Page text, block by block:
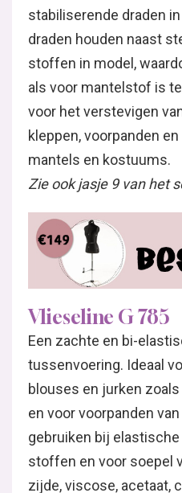
stabiliserende draden
draden houden naast
stoffen in model,
als voor mantelstof is
voor het verstevigen
kleppen, voorpanden
mantels en kostuums.
Zie ook jasje 9 van het
Vlieseline G 785
Een zachte en bi-
tussenvoering. Ideaal
blouses en jurken
en voor voorpanden
gebruiken bij
stoffen en voor soepel
zijde, viscose, acetaat,